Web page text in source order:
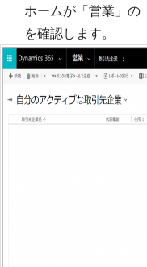
ホームが「営業」の
を確認します。